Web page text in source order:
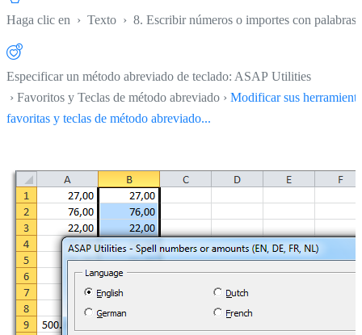
Haga clic en › Texto › 8. Escribir números o importes con
Especificar un método abreviado de teclado: ASAP Utilities
› Favoritos y Teclas de método abreviado › Modificar sus
favoritas y teclas de método abreviado...